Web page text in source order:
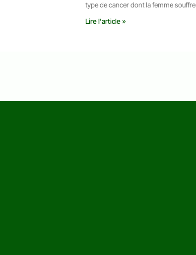
type de cancer dont la femme souffre
Lire l'article »